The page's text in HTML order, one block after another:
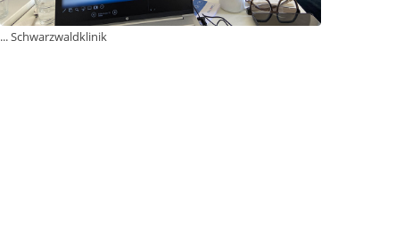
... Schwarzwaldklinik